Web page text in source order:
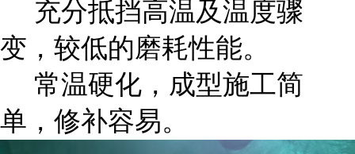
充分抵挡高温及温度骤
变，较低的磨耗性能。
常温硬化，成型施工简
单，修补容易。